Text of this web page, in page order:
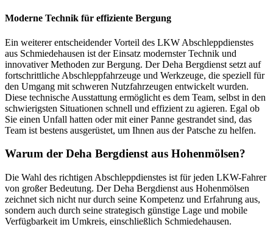
Moderne Technik für effiziente Bergung
Ein weiterer entscheidender Vorteil des LKW Abschleppdienstes
aus Schmiedehausen ist der Einsatz modernster Technik und
innovativer Methoden zur Bergung. Der Deha Bergdienst setzt auf
fortschrittliche Abschleppfahrzeuge und Werkzeuge, die speziell für
den Umgang mit schweren Nutzfahrzeugen entwickelt wurden.
Diese technische Ausstattung ermöglicht es dem Team, selbst in den
schwierigsten Situationen schnell und effizient zu agieren. Egal ob
Sie einen Unfall hatten oder mit einer Panne gestrandet sind, das
Team ist bestens ausgerüstet, um Ihnen aus der Patsche zu helfen.
Warum der Deha Bergdienst aus Hohenmölsen?
Die Wahl des richtigen Abschleppdienstes ist für jeden LKW-Fahrer
von großer Bedeutung. Der Deha Bergdienst aus Hohenmölsen
zeichnet sich nicht nur durch seine Kompetenz und Erfahrung aus,
sondern auch durch seine strategisch günstige Lage und mobile
Verfügbarkeit im Umkreis, einschließlich Schmiedehausen.